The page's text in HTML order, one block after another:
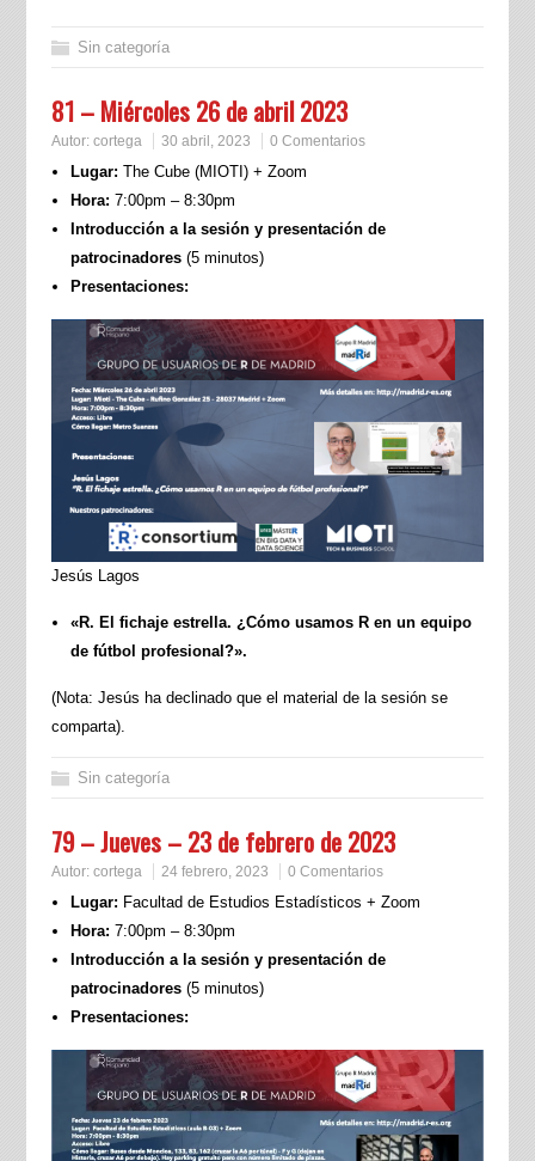
Sin categoría
81 – Miércoles 26 de abril 2023
Autor: cortega 30 abril, 2023 0 Comentarios
Lugar: The Cube (MIOTI) + Zoom
Hora: 7:00pm – 8:30pm
Introducción a la sesión y presentación de
patrocinadores(5 minutos)
Presentaciones:
Jesús Lagos
«R. El fichaje estrella. ¿Cómo usamos R en un equipo
de fútbol profesional?».
(Nota: Jesús ha declinado que el material de la sesión se
comparta).
Sin categoría
79 – Jueves – 23 de febrero de 2023
Autor: cortega 24 febrero, 2023 0 Comentarios
Lugar: Facultad de Estudios Estadísticos + Zoom
Hora: 7:00pm – 8:30pm
Introducción a la sesión y presentación de
patrocinadores(5 minutos)
Presentaciones: